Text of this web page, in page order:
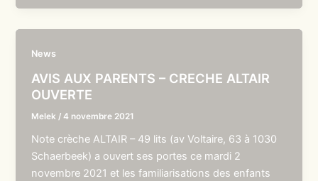
News
AVIS AUX PARENTS – CRECHE ALTAIR
OUVERTE
Melek /4 novembre 2021
Note crèche ALTAIR – 49 lits (av Voltaire, 63 à 1030
Schaerbeek) a ouvert ses portes ce mardi 2
novembre 2021 et les familiarisations des enfants